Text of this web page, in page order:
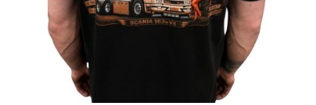
HEINRICHS THERMOLINER